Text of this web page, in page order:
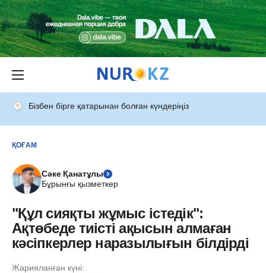
Бізбен бірге қатарынан болған күндеріңіз
ҚОҒАМ
Сәке Қанатұлы
Бұрынғы қызметкер
"Құл сияқты жұмыс істедік":
Ақтөбеде тиісті ақысын алмаған
кәсіпкерлер наразылығын білдірді
Жарияланған күні: